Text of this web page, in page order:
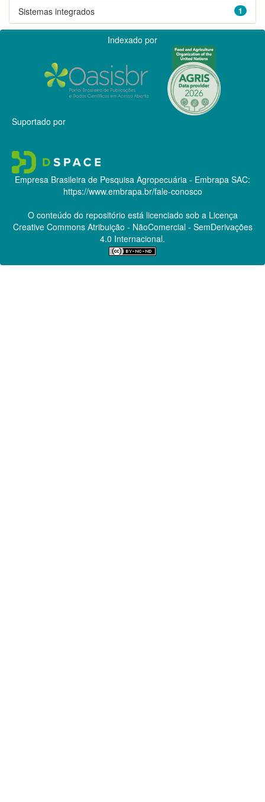
1
Sistemas integrados
Indexado por
Suportado por
Empresa Brasileira de Pesquisa Agropecuária - Embrapa SAC:
https://www.embrapa.br/fale-conosco
O conteúdo do repositório está licenciado sob a Licença
Creative CommonsAtribuição - NãoComercial - SemDerivações
4.0 Internacional.